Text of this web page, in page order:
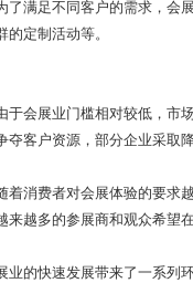
了满足不同客户的需求，会
定制活动等。
于会展业门槛相对较低，市
夺客户资源，部分企业采取
着消费者对会展体验的要求
来越多的参展商和观众希望
业的快速发展带来了一系列